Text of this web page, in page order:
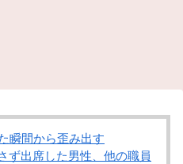
瞬間から歪み出す
ず出席した男性、他の職員